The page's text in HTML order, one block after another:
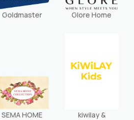
Goldmaster Glore Home
SEMA HOME
kiwilay &